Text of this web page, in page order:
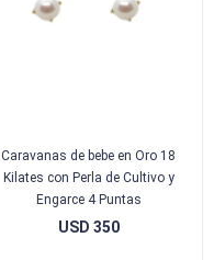
Caravanas de bebe en Oro 18
Kilates con Perla de Cultivo y
Engarce 4 Puntas
USD 350